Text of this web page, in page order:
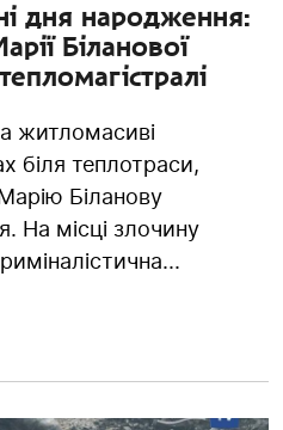
дня народження:
Біланової
житломасиві
біля теплотраси,
Біланову
На місці злочину